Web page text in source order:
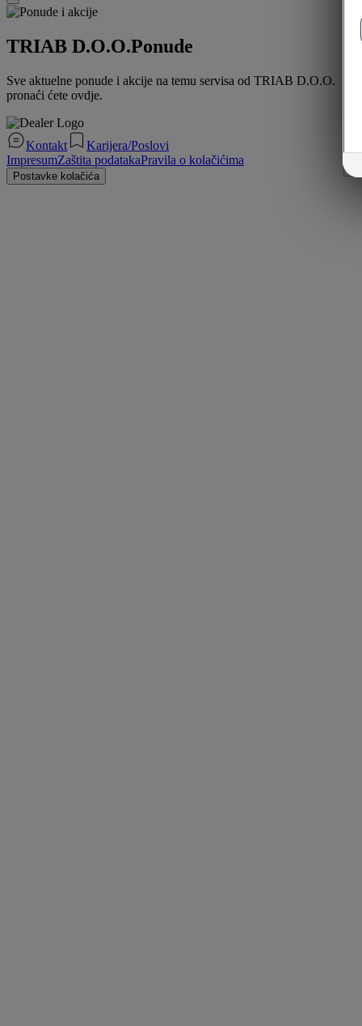
TRIAB D.O.O.Ponude
Sve aktuelne ponude i akcije na temu servisa od TRIAB D.O.O.
pronaći ćete ovdje.
Kontakt
Karijera/Poslovi
ImpresumZaštita podatakaPravila o kolačićima
Postavke kolačića